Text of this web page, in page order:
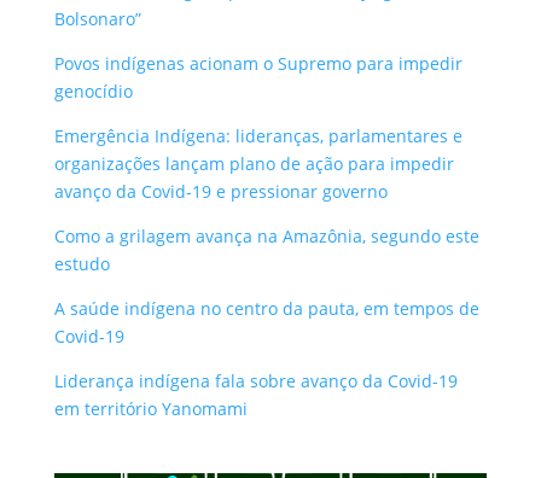
Bolsonaro”
Povos indígenas acionam o Supremo para impedir
genocídio
Emergência Indígena: lideranças, parlamentares e
organizações lançam plano de ação para impedir
avanço da Covid-19 e pressionar governo
Como a grilagem avança na Amazônia, segundo este
estudo
A saúde indígena no centro da pauta, em tempos de
Covid-19
Liderança indígena fala sobre avanço da Covid-19
em território Yanomami